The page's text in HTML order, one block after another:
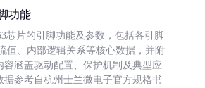
功能
芯片的引脚功能及参数，包括各引脚
值、内部逻辑关系等核心数据，并附
容涵盖驱动配置、保护机制及典型应
据参考自杭州士兰微电子官方规格书